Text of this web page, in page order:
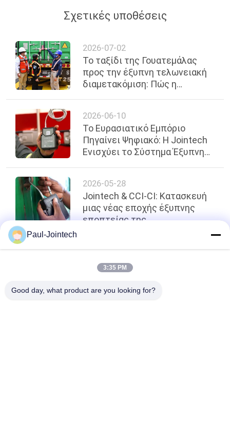
Σχετικές υποθέσεις
2026-07-02
Το ταξίδι της Γουατεμάλας
προς την έξυπνη τελωνειακή
διαμετακόμιση: Πώς η
ασφάλεια των συνόρων
2026-06-10
Το Ευρασιατικό Εμπόριο
Πηγαίνει Ψηφιακό: Η Jointech
Ενισχύει το Σύστημα Έξυπνης
2026-05-28
Jointech & CCI-CI: Κατασκευή
μιας νέας εποχής έξυπνης
εποπτείας της
κορυφή
Paul-Jointech
3:35 PM
Good day, what product are you looking for?